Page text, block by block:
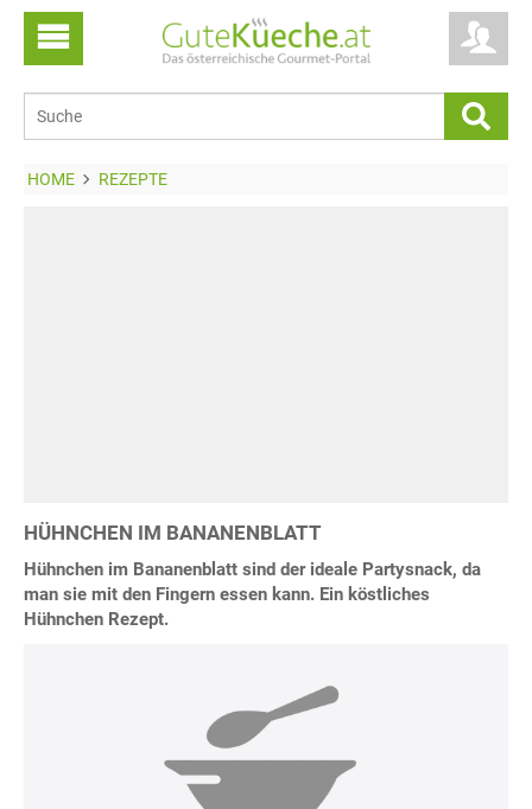
HOME REZEPTE
HÜHNCHEN IM BANANENBLATT
Hühnchen im Bananenblatt sind der ideale Partysnack, da
man sie mit den Fingern essen kann. Ein köstliches
Hühnchen Rezept.